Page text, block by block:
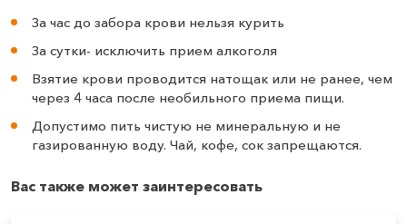
За час до забора крови нельзя курить
За сутки- исключить прием алкоголя
Взятие крови проводится натощак или не ранее, чем
через 4 часа после необильного приема пищи.
Допустимо пить чистую не минеральную и не
газированную воду. Чай, кофе, сок запрещаются.
Вас также может заинтересовать